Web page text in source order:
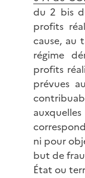
du 2 bis
profits
cause, au
régime
profits
prévues
ni pour
but de
État ou